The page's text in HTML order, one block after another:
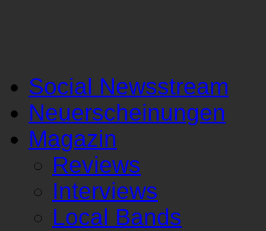
Social Newsstream
Neuerscheinungen
Magazin
Reviews
Interviews
Local Bands